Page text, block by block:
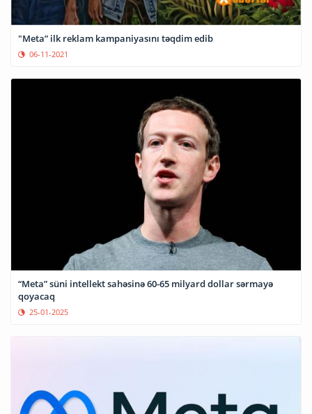
"Meta” ilk reklam kampaniyasını təqdim edib
06-11-2021
“Meta” süni intellekt sahəsinə 60-65 milyard dollar sərmayə
qoyacaq
25-01-2025